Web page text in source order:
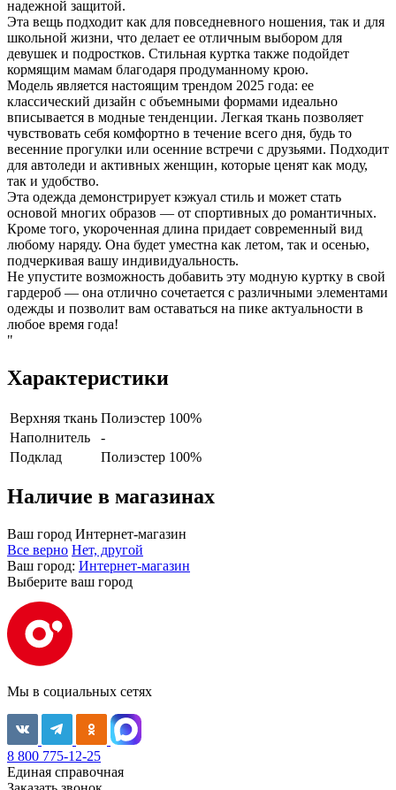
надежной защитой.
Эта вещь подходит как для повседневного ношения, так и для
школьной жизни, что делает ее отличным выбором для
девушек и подростков. Стильная куртка также подойдет
кормящим мамам благодаря продуманному крою.
Модель является настоящим трендом 2025 года: ее
классический дизайн с объемными формами идеально
вписывается в модные тенденции. Легкая ткань позволяет
чувствовать себя комфортно в течение всего дня, будь то
весенние прогулки или осенние встречи с друзьями. Подходит
для автоледи и активных женщин, которые ценят как моду,
так и удобство.
Эта одежда демонстрирует кэжуал стиль и может стать
основой многих образов — от спортивных до романтичных.
Кроме того, укороченная длина придает современный вид
любому наряду. Она будет уместна как летом, так и осенью,
подчеркивая вашу индивидуальность.
Не упустите возможность добавить эту модную куртку в свой
гардероб — она отлично сочетается с различными элементами
одежды и позволит вам оставаться на пике актуальности в
любое время года!
"
Характеристики
Верхняя ткань Полиэстер 100%
Наполнитель
-
Подклад
Полиэстер 100%
Наличие в магазинах
Ваш город Интернет-магазин
Все верно Нет, другой
Ваш город: Интернет-магазин
Выберите ваш город
Мы в социальных сетях
8 800 775-12-25
Единая справочная